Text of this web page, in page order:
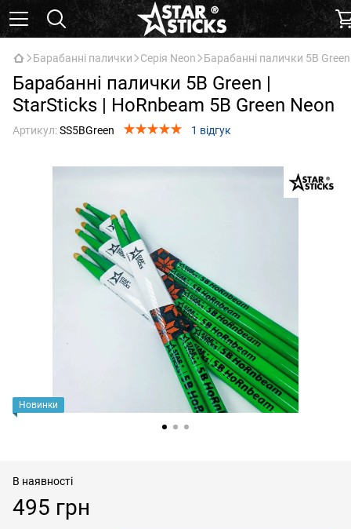
Барабанні палички Серія Neon Барабанні палички 5B
Барабанні палички 5B Green |
StarSticks | HoRnbeam 5B Green Neon
Артикул:SS5BGreen 1 відгук
Новинки
В наявності
495 грн